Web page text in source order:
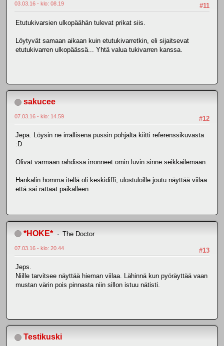
#11
03.03.16 - klo: 08.19
Etutukivarsien ulkopäähän tulevat prikat siis.
Löytyvät samaan aikaan kuin etutukivarretkin, eli sijaitsevat
etutukivarren ulkopäässä... Yhtä valua tukivarren kanssa.
sakucee
#12
07.03.16 - klo: 14.59
Jepa. Löysin ne irrallisena pussin pohjalta kiitti referenssikuvasta
:D
Olivat varmaan rahdissa irronneet omin luvin sinne seikkailemaan.
Hankalin homma itellä oli keskidiffi, ulostuloille joutu näyttää viilaa
että sai rattaat paikalleen
*HOKE* The Doctor
#13
07.03.16 - klo: 20.44
Jeps.
Niille tarvitsee näyttää hieman viilaa. Lähinnä kun pyöräyttää vaan
mustan värin pois pinnasta niin sillon istuu nätisti.
Testikuski